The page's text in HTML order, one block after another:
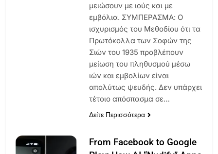
μειώσουν με ιούς και με
εμβόλια. ΣΥΜΠΕΡΑΣΜΑ: Ο
ισχυρισμός του Μεθοδίου ότι τα
Πρωτόκολλα των Σοφών της
Σιών του 1935 προβλέπουν
μείωση του πληθυσμού μέσω
ιών και εμβολίων είναι
απολύτως ψευδής. Δεν υπάρχει
τέτοιο απόσπασμα σε…
Δείτε Περισσότερα
From Facebook to Google